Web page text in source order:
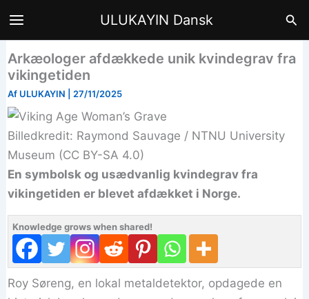
ULUKAYIN Dansk Søg
Arkæologer afdækkede unik kvindegrav fra
vikingetiden
Af ULUKAYIN 27/11/2025
Billedkredit: Raymond Sauvage / NTNU University
Museum (CC BY-SA 4.0)
En symbolsk og usædvanlig kvindegrav fra
vikingetiden er blevet afdækket i Norge.
Knowledge grows when shared!
Roy Søreng, en lokal metaldetektor, opdagede en